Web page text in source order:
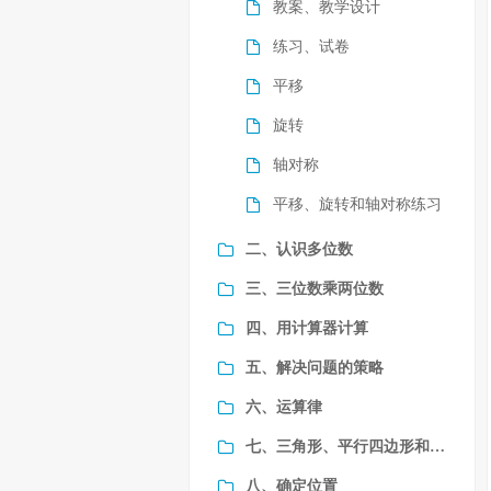
教案、教学设计
练习、试卷
平移
旋转
轴对称
平移、旋转和轴对称练习
二、认识多位数
三、三位数乘两位数
四、用计算器计算
五、解决问题的策略
六、运算律
七、三角形、平行四边形和梯形
八、确定位置